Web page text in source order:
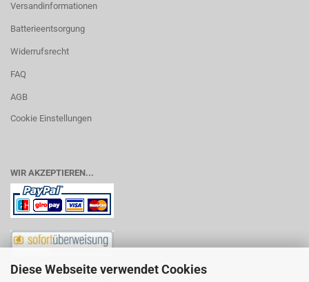
Diese Webseite verwendet Cookies
Versandinformationen
Batterieentsorgung
Widerrufsrecht
FAQ
AGB
Cookie Einstellungen
WIR AKZEPTIEREN...
Vorkasse / Überweisung